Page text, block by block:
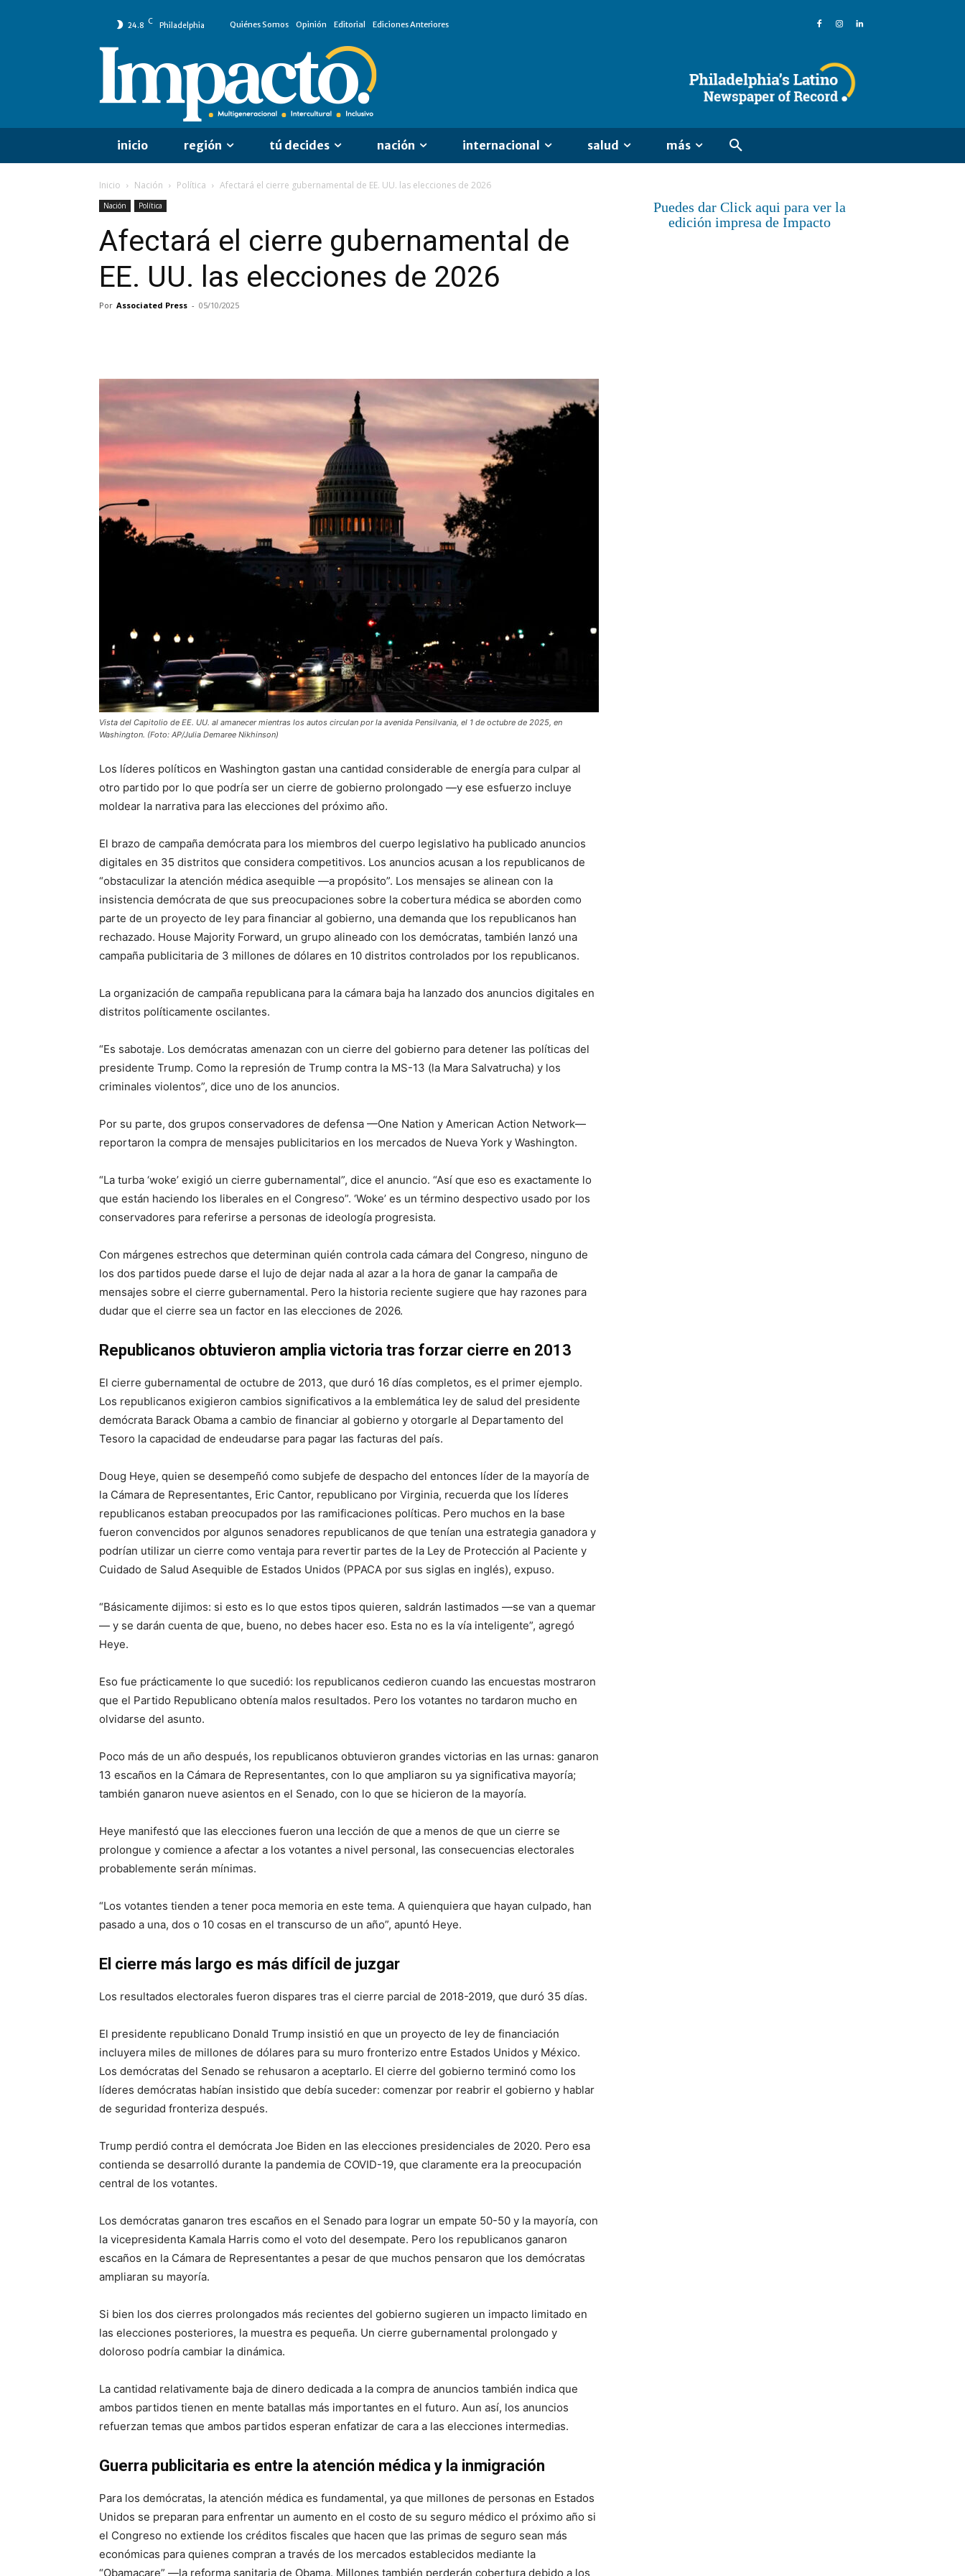
24.8 C Philadelphia Quiénes Somos Opinión Editorial Ediciones Anteriores
inicio región tú decides nación internacional salud más
Inicio Nación Política Afectará el cierre gubernamental de EE. UU. las elecciones de 2026
Nación Política
Afectará el cierre gubernamental de
EE. UU. las elecciones de 2026
Por Associated Press - 05/10/2025
Vista del Capitolio de EE. UU. al amanecer mientras los autos circulan por la avenida Pensilvania, el 1 de octubre de 2025, en
Washington. (Foto: AP/Julia Demaree Nikhinson)
Los líderes políticos en Washington gastan una cantidad considerable de energía para culpar al
otro partido por lo que podría ser un cierre de gobierno prolongado —y ese esfuerzo incluye
moldear la narrativa para las elecciones del próximo año.
El brazo de campaña demócrata para los miembros del cuerpo legislativo ha publicado anuncios
digitales en 35 distritos que considera competitivos. Los anuncios acusan a los republicanos de
“obstaculizar la atención médica asequible —a propósito”. Los mensajes se alinean con la
insistencia demócrata de que sus preocupaciones sobre la cobertura médica se aborden como
parte de un proyecto de ley para financiar al gobierno, una demanda que los republicanos han
rechazado. House Majority Forward, un grupo alineado con los demócratas, también lanzó una
campaña publicitaria de 3 millones de dólares en 10 distritos controlados por los republicanos.
La organización de campaña republicana para la cámara baja ha lanzado dos anuncios digitales en
distritos políticamente oscilantes.
“Es sabotaje. Los demócratas amenazan con un cierre del gobierno para detener las políticas del
presidente Trump. Como la represión de Trump contra la MS-13 (la Mara Salvatrucha) y los
criminales violentos”, dice uno de los anuncios.
Por su parte, dos grupos conservadores de defensa —One Nation y American Action Network—
reportaron la compra de mensajes publicitarios en los mercados de Nueva York y Washington.
“La turba ‘woke’ exigió un cierre gubernamental”, dice el anuncio. “Así que eso es exactamente lo
que están haciendo los liberales en el Congreso”. ‘Woke’ es un término despectivo usado por los
conservadores para referirse a personas de ideología progresista.
Con márgenes estrechos que determinan quién controla cada cámara del Congreso, ninguno de
los dos partidos puede darse el lujo de dejar nada al azar a la hora de ganar la campaña de
mensajes sobre el cierre gubernamental. Pero la historia reciente sugiere que hay razones para
dudar que el cierre sea un factor en las elecciones de 2026.
Republicanos obtuvieron amplia victoria tras forzar cierre en 2013
El cierre gubernamental de octubre de 2013, que duró 16 días completos, es el primer ejemplo.
Los republicanos exigieron cambios significativos a la emblemática ley de salud del presidente
demócrata Barack Obama a cambio de financiar al gobierno y otorgarle al Departamento del
Tesoro la capacidad de endeudarse para pagar las facturas del país.
Doug Heye, quien se desempeñó como subjefe de despacho del entonces líder de la mayoría de
la Cámara de Representantes, Eric Cantor, republicano por Virginia, recuerda que los líderes
republicanos estaban preocupados por las ramificaciones políticas. Pero muchos en la base
fueron convencidos por algunos senadores republicanos de que tenían una estrategia ganadora y
podrían utilizar un cierre como ventaja para revertir partes de la Ley de Protección al Paciente y
Cuidado de Salud Asequible de Estados Unidos (PPACA por sus siglas en inglés), expuso.
“Básicamente dijimos: si esto es lo que estos tipos quieren, saldrán lastimados —se van a quemar
— y se darán cuenta de que, bueno, no debes hacer eso. Esta no es la vía inteligente”, agregó
Heye.
Eso fue prácticamente lo que sucedió: los republicanos cedieron cuando las encuestas mostraron
que el Partido Republicano obtenía malos resultados. Pero los votantes no tardaron mucho en
olvidarse del asunto.
Poco más de un año después, los republicanos obtuvieron grandes victorias en las urnas: ganaron
13 escaños en la Cámara de Representantes, con lo que ampliaron su ya significativa mayoría;
también ganaron nueve asientos en el Senado, con lo que se hicieron de la mayoría.
Heye manifestó que las elecciones fueron una lección de que a menos de que un cierre se
prolongue y comience a afectar a los votantes a nivel personal, las consecuencias electorales
probablemente serán mínimas.
“Los votantes tienden a tener poca memoria en este tema. A quienquiera que hayan culpado, han
pasado a una, dos o 10 cosas en el transcurso de un año”, apuntó Heye.
El cierre más largo es más difícil de juzgar
Los resultados electorales fueron dispares tras el cierre parcial de 2018-2019, que duró 35 días.
El presidente republicano Donald Trump insistió en que un proyecto de ley de financiación
incluyera miles de millones de dólares para su muro fronterizo entre Estados Unidos y México.
Los demócratas del Senado se rehusaron a aceptarlo. El cierre del gobierno terminó como los
líderes demócratas habían insistido que debía suceder: comenzar por reabrir el gobierno y hablar
de seguridad fronteriza después.
Trump perdió contra el demócrata Joe Biden en las elecciones presidenciales de 2020. Pero esa
contienda se desarrolló durante la pandemia de COVID-19, que claramente era la preocupación
central de los votantes.
Los demócratas ganaron tres escaños en el Senado para lograr un empate 50-50 y la mayoría, con
la vicepresidenta Kamala Harris como el voto del desempate. Pero los republicanos ganaron
escaños en la Cámara de Representantes a pesar de que muchos pensaron que los demócratas
ampliaran su mayoría.
Si bien los dos cierres prolongados más recientes del gobierno sugieren un impacto limitado en
las elecciones posteriores, la muestra es pequeña. Un cierre gubernamental prolongado y
doloroso podría cambiar la dinámica.
La cantidad relativamente baja de dinero dedicada a la compra de anuncios también indica que
ambos partidos tienen en mente batallas más importantes en el futuro. Aun así, los anuncios
refuerzan temas que ambos partidos esperan enfatizar de cara a las elecciones intermedias.
Guerra publicitaria es entre la atención médica y la inmigración
Para los demócratas, la atención médica es fundamental, ya que millones de personas en Estados
Unidos se preparan para enfrentar un aumento en el costo de su seguro médico el próximo año si
el Congreso no extiende los créditos fiscales que hacen que las primas de seguro sean más
económicas para quienes compran a través de los mercados establecidos mediante la
“Obamacare” —la reforma sanitaria de Obama. Millones también perderán cobertura debido a los
Puedes dar Click aqui para ver la
edición impresa de Impacto